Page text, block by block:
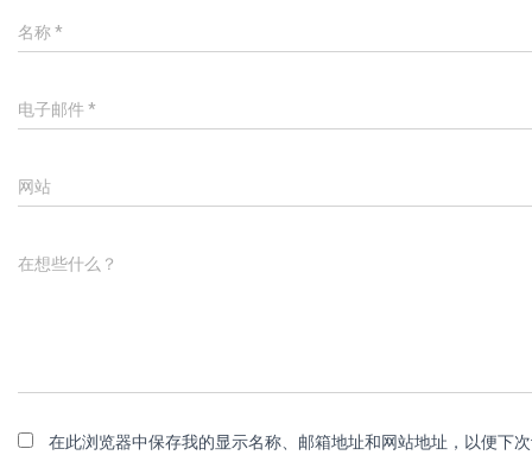
名称*
电子邮件 *
网站
在想些什么？
在此浏览器中保存我的显示名称、邮箱地址和网站地址，以便下